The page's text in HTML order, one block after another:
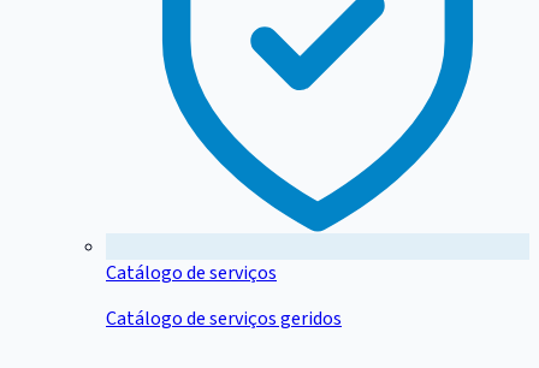
Catálogo de serviços
Catálogo de serviços geridos